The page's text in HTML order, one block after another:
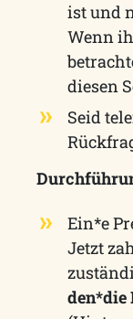
ist und
Wenn
diesen
Seid
Ein*e
Jetzt
den*die